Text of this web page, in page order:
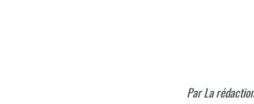
ParLa rédaction